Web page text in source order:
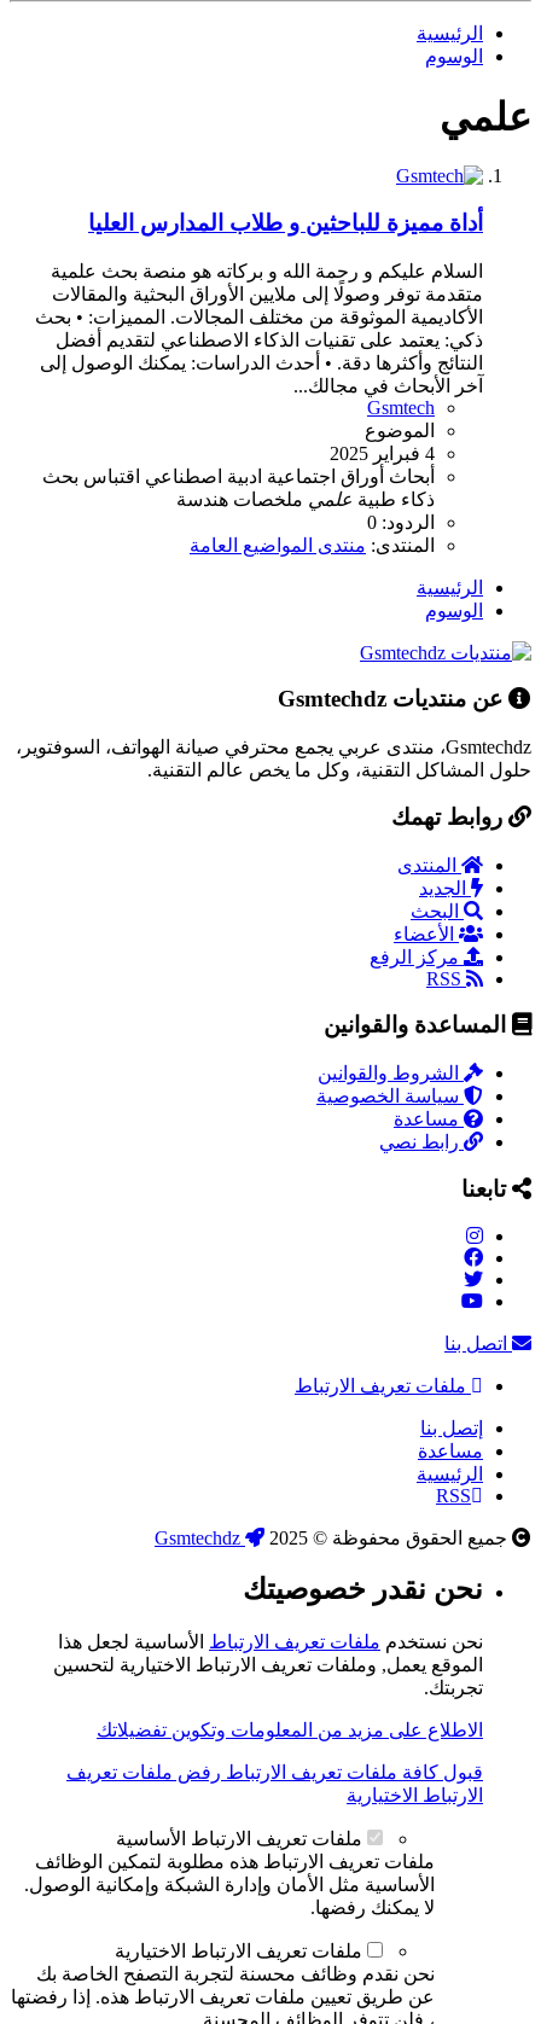
الرئيسية
الوسوم
علمي
أداة مميزة للباحثين و طلاب المدارس العليا
السلام عليكم و رحمة الله و بركاته هو منصة بحث علمية
متقدمة توفر وصولًا إلى ملايين الأوراق البحثية والمقالات
الأكاديمية الموثوقة من مختلف المجالات. المميزات: • بحث
ذكي: يعتمد على تقنيات الذكاء الاصطناعي لتقديم أفضل
النتائج وأكثرها دقة. • أحدث الدراسات: يمكنك الوصول إلى
آخر الأبحاث في مجالك...
Gsmtech
الموضوع
4 فبراير 2025
أبحاث أوراق اجتماعية ادبية اصطناعي اقتباس بحث
ذكاء طبية علمي ملخصات هندسة
الردود: 0
المنتدى: منتدى المواضيع العامة
الرئيسية
الوسوم
عن منتديات Gsmtechdz
Gsmtechdz، منتدى عربي يجمع محترفي صيانة الهواتف، السوفتوير،
حلول المشاكل التقنية، وكل ما يخص عالم التقنية.
روابط تهمك
المنتدى
الجديد
البحث
الأعضاء
مركز الرفع
المساعدة والقوانين
الشروط والقوانين
سياسة الخصوصية
مساعدة
رابط نصي
تابعنا
اتصل بنا
ملفات تعريف الارتباط
إتصل بنا
مساعدة
الرئيسية
RSS
جميع الحقوق محفوظة © 2025
نحن نقدر خصوصيتك
نحن نستخدم ملفات تعريف الارتباط الأساسية لجعل هذا
الموقع يعمل, وملفات تعريف الارتباط الاختيارية لتحسين
تجربتك.
الاطلاع على مزيد من المعلومات وتكوين تفضيلاتك
قبول كافة ملفات تعريف الارتباط رفض ملفات تعريف
الارتباط الاختيارية
ملفات تعريف الارتباط الأساسية
ملفات تعريف الارتباط هذه مطلوبة لتمكين الوظائف
الأساسية مثل الأمان وإدارة الشبكة وإمكانية الوصول.
لا يمكنك رفضها.
ملفات تعريف الارتباط الاختيارية
نحن نقدم وظائف محسنة لتجربة التصفح الخاصة بك
عن طريق تعيين ملفات تعريف الارتباط هذه. إذا رفضتها